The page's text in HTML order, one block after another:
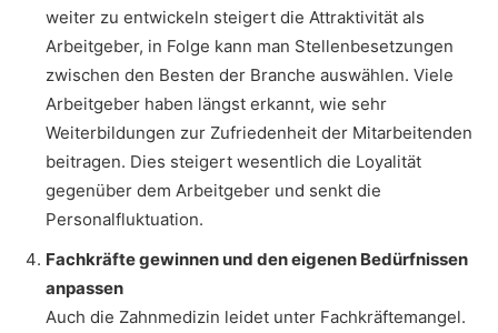
weiter zu entwickeln steigert die Attraktivität als
Arbeitgeber, in Folge kann man Stellenbesetzungen
zwischen den Besten der Branche auswählen. Viele
Arbeitgeber haben längst erkannt, wie sehr
Weiterbildungen zur Zufriedenheit der Mitarbeitenden
beitragen. Dies steigert wesentlich die Loyalität
gegenüber dem Arbeitgeber und senkt die
Personalfluktuation.
Fachkräfte gewinnen und den eigenen Bedürfnissen
anpassen
Auch die Zahnmedizin leidet unter Fachkräftemangel.